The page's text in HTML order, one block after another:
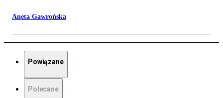
Aneta Gawrońska
Powiązane
Polecane